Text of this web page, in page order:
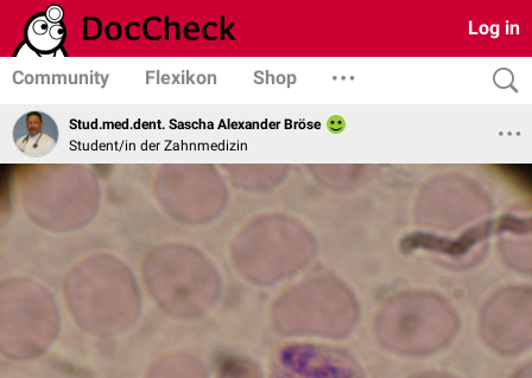
Log in
Community Flexikon Shop
Stud.med.dent. Sascha Alexander Bröse
Student/in der Zahnmedizin